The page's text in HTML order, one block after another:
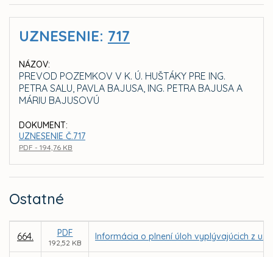
UZNESENIE: 717
NÁZOV:
PREVOD POZEMKOV V K. Ú. HUŠTÁKY PRE ING.
PETRA SALU, PAVLA BAJUSA, ING. PETRA BAJUSA A
MÁRIU BAJUSOVÚ
DOKUMENT:
UZNESENIE Č.717
PDF - 194,76 KB
Ostatné
664. PDF
192,52 KB
Informácia o plnení úloh vyplývajúcich z